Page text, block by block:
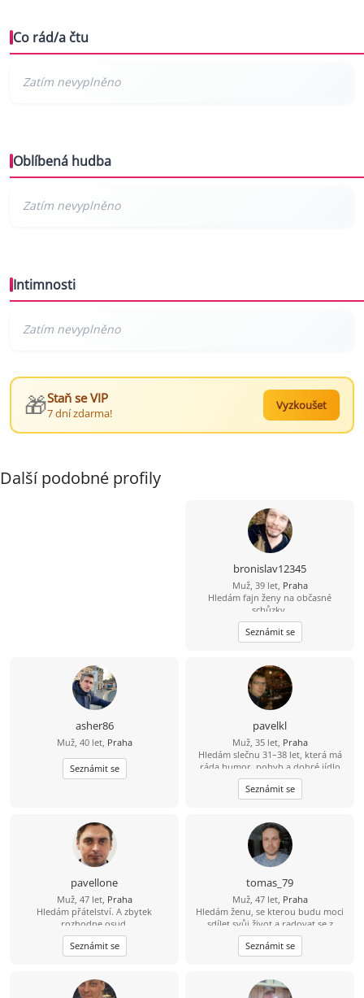
Co rád/a čtu
Oblíbená hudba
Intimnosti
🎁Staň se VIP
7 dní zdarma!
Vyzkoušet
Další podobné profily
bronislav12345
Muž, 39 let, Praha
Hledám fajn ženy na občasné
schůzky.
Seznámit se
asher86
Muž, 40 let, Praha
Seznámit se
pavelkl
Muž, 35 let, Praha
Hledám slečnu 31–38 let, která má
ráda humor, pohyb a dobré jídlo
(ideálně i umí vařit ????). Mě baví
lyžování, bowling a dlouhé jízdy na
kole – 80 km beru jako výzvu, ne
bude fajn nejen na výletě, ale i doma
u večeře.
Seznámit se
pavellone
Muž, 47 let, Praha
Hledám přátelství. A zbytek
rozhodne osud.
Seznámit se
tomas_79
Muž, 47 let, Praha
Hledám ženu, se kterou budu moci
sdílet svůj život a radovat se z
každého nového dne v její
společnosti
Seznámit se